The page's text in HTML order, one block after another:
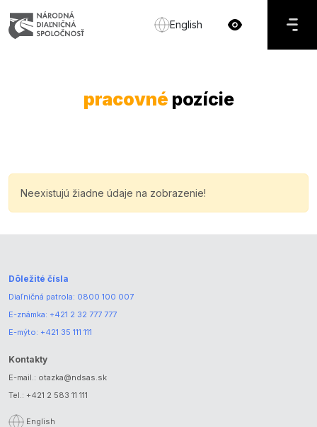
English
pracovné pozície
Neexistujú žiadne údaje na zobrazenie!
Dôležité čísla
Diaľničná patrola: 0800 100 007
E-známka: +421 2 32 777 777
E-mýto: +421 35 111 111
Kontakty
E-mail.: otazka@ndsas.sk
Tel.: +421 2 583 11 111
English